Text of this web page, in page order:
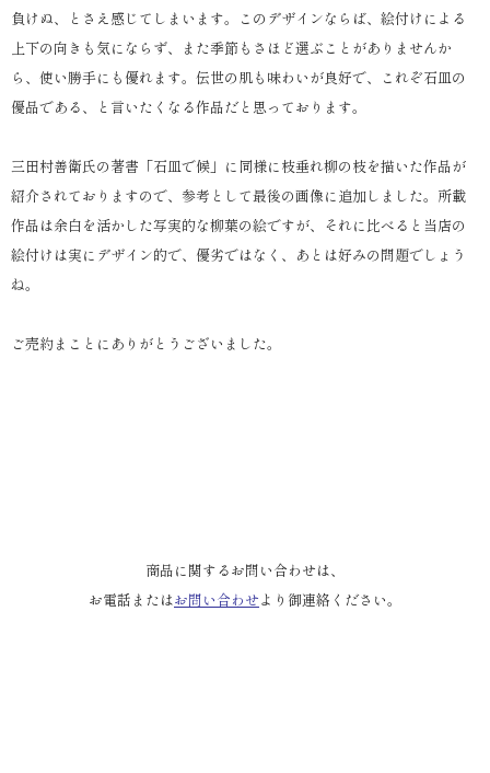
負けぬ、とさえ感じてしまいます。このデザインならば、絵付けによる
上下の向きも気にならず、また季節もさほど選ぶことがありませんか
ら、使い勝手にも優れます。伝世の肌も味わいが良好で、これぞ石皿の
優品である、と言いたくなる作品だと思っております。
三田村善衛氏の著書「石皿で候」に同様に枝垂れ柳の枝を描いた作品が
紹介されておりますので、参考として最後の画像に追加しました。所載
作品は余白を活かした写実的な柳葉の絵ですが、それに比べると当店の
絵付けは実にデザイン的で、優劣ではなく、あとは好みの問題でしょう
ね。
ご売約まことにありがとうございました。
商品に関するお問い合わせは、
お電話またはお問い合わせより御連絡ください。